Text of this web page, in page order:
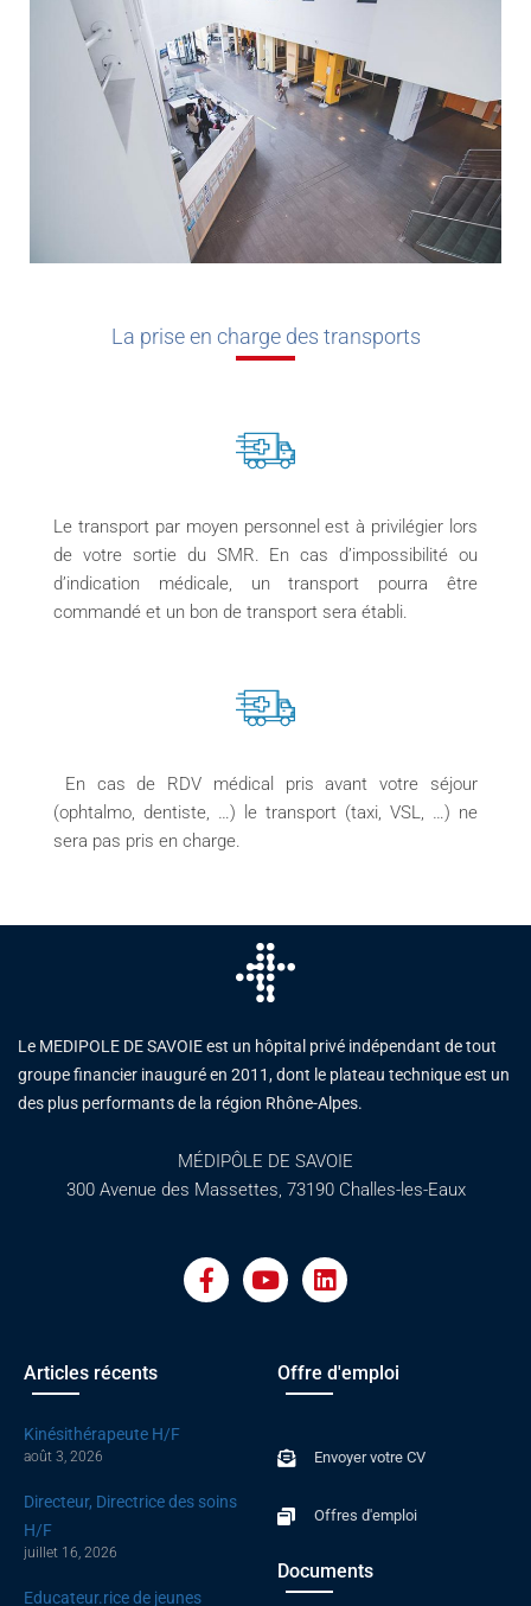
La prise en charge des transports
Le transport par moyen personnel est à privilégier lors
de votre sortie du SMR. En cas d’impossibilité ou
d’indication médicale, un transport pourra être
commandé et un bon de transport sera établi.
En cas de RDV médical pris avant votre séjour
(ophtalmo, dentiste, …) le transport (taxi, VSL, …) ne
sera pas pris en charge.
Le MEDIPOLE DE SAVOIE est un hôpital privé indépendant de tout
groupe financier inauguré en 2011, dont le plateau technique est un
des plus performants de la région Rhône-Alpes.
MÉDIPÔLE DE SAVOIE
300 Avenue des Massettes, 73190 Challes-les-Eaux
a
c
o
u
b
i
n
d
i
Articles récents
Kinésithérapeute H/F
août 3, 2026
Directeur, Directrice des soins
H/F
juillet 16, 2026
Educateur.rice de jeunes
Offre d'emploi
Envoyer votre CV
Offres d'emploi
Documents